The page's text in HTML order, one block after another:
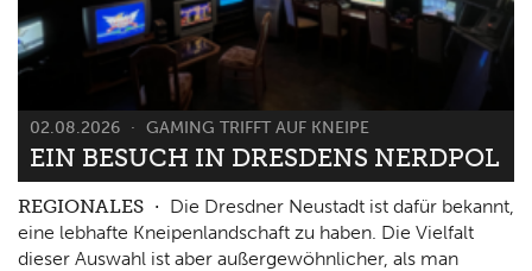
02.08.2026 GAMING TRIFFT AUF KNEIPE
EIN BESUCH IN DRESDENS NERDPOL
REGIONALES
Die Dresdner Neustadt ist dafür bekannt,
eine lebhafte Kneipenlandschaft zu haben. Die Vielfalt
dieser Auswahl ist aber außergewöhnlicher, als man